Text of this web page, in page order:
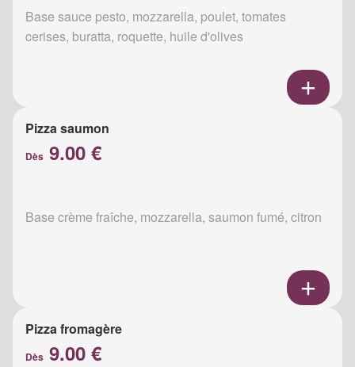
Base sauce pesto, mozzarella, poulet, tomates
cerises, buratta, roquette, huile d'olives
Pizza saumon
Dès 9.00 €
Base crème fraîche, mozzarella, saumon fumé, citron
Pizza fromagère
Dès 9.00 €